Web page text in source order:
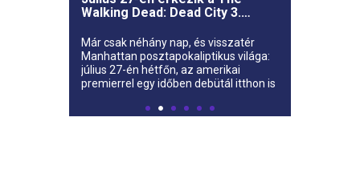
Walking Dead: Dead City 3.
Már csak néhány nap, és visszatér
Manhattan posztapokaliptikus világa:
július 27-én hétfőn, az amerikai
premierrel egy időben debütál itthon is
City harmadik évada.